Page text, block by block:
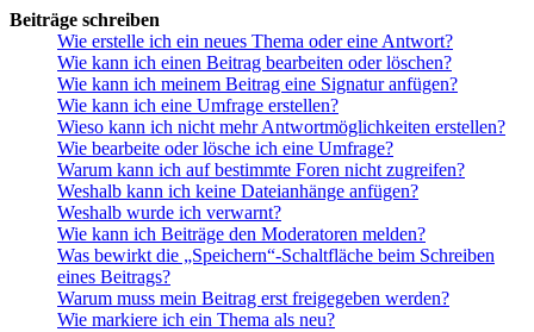
Beiträge schreiben
Wie erstelle ich ein neues Thema oder eine Antwort?
Wie kann ich einen Beitrag bearbeiten oder löschen?
Wie kann ich meinem Beitrag eine Signatur anfügen?
Wie kann ich eine Umfrage erstellen?
Wieso kann ich nicht mehr Antwortmöglichkeiten erstellen?
Wie bearbeite oder lösche ich eine Umfrage?
Warum kann ich auf bestimmte Foren nicht zugreifen?
Weshalb kann ich keine Dateianhänge anfügen?
Weshalb wurde ich verwarnt?
Wie kann ich Beiträge den Moderatoren melden?
Was bewirkt die „Speichern“-Schaltfläche beim Schreiben
eines Beitrags?
Warum muss mein Beitrag erst freigegeben werden?
Wie markiere ich ein Thema als neu?